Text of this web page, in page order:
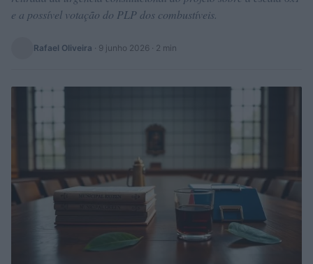
e a possível votação do PLP dos combustíveis.
Rafael Oliveira · 9 junho 2026 · 2 min